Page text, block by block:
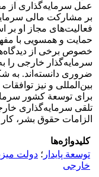
عمل سرمایه‌گذاری از
بر مشارکت مالی
فعالیت‌های مجاز او بر
حمایت و همسویی با
خصوص برخی از
سرمایه‌گذار خارجی را
ضروری دانسته‌اند. به
بین‌المللی و نیز
برای توسعة کشور
تلقی سرمایه‌گذاری
الزامات حقوق بشر،
کلیدواژه‌ها
توسعة پایدار ؛ دولت
خارجی